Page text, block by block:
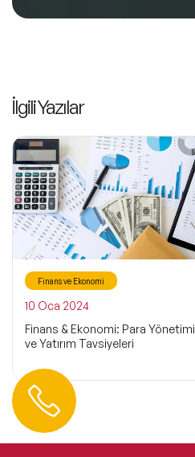
İlgili Yazılar
Finans ve Ekonomi
10 Oca 2024
Finans & Ekonomi: Para Yönetimi
ve Yatırım Tavsiyeleri
Hemen Ulaşın